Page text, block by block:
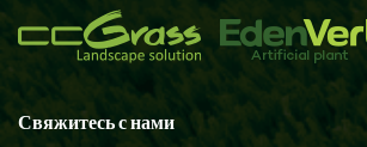
Свяжитесь с нами